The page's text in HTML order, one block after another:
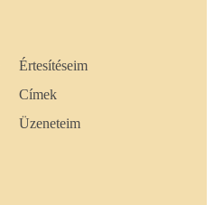
Értesítéseim
Címek
Üzeneteim